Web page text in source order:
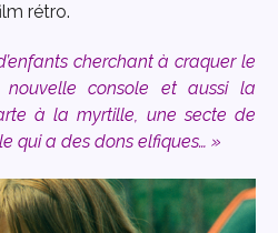
rétro.
cherchant à craquer le
console et aussi la
à la myrtille, une secte de
qui a des dons elfiques… »